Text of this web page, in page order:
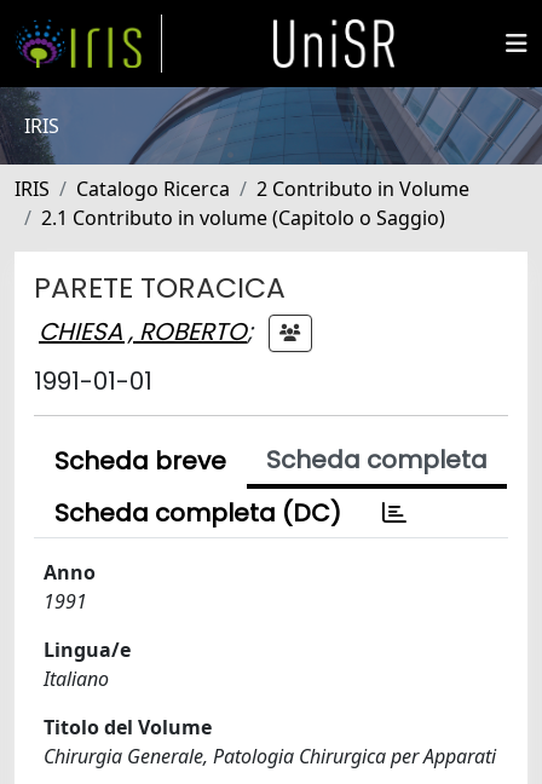
IRIS
IRIS Catalogo Ricerca
2 Contributo in Volume
2.1 Contributo in volume (Capitolo o Saggio)
PARETE TORACICA
CHIESA , ROBERTO;
1991-01-01
Scheda breve
Scheda completa
Scheda completa (DC)
Anno
1991
Lingua/e
Italiano
Titolo del Volume
Chirurgia Generale, Patologia Chirurgica per Apparati